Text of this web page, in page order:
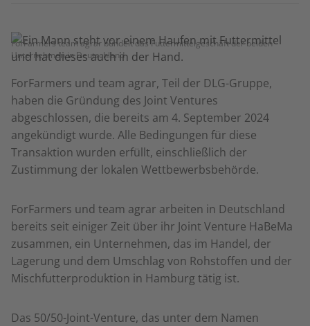
ForFarmers team agrar bündelt das Futtermittelgeschäft der beiden
Unternehmen in Deutschland
ForFarmers und team agrar, Teil der DLG-Gruppe,
haben die Gründung des Joint Ventures
abgeschlossen, die bereits am 4. September 2024
angekündigt wurde. Alle Bedingungen für diese
Transaktion wurden erfüllt, einschließlich der
Zustimmung der lokalen Wettbewerbsbehörde.
ForFarmers und team agrar arbeiten in Deutschland
bereits seit einiger Zeit über ihr Joint Venture HaBeMa
zusammen, ein Unternehmen, das im Handel, der
Lagerung und dem Umschlag von Rohstoffen und der
Mischfutterproduktion in Hamburg tätig ist.
Das 50/50-Joint-Venture, das unter dem Namen